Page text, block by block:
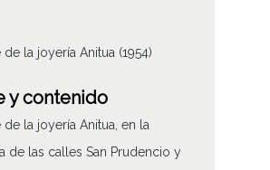
de la joyería Anitua (1954)
y contenido
de la joyería Anitua, en la
de las calles San Prudencio y